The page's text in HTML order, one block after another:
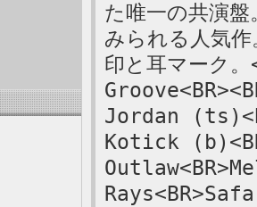
た唯一の共演
みられる人気作
印と耳マーク
Jordan
Kotick